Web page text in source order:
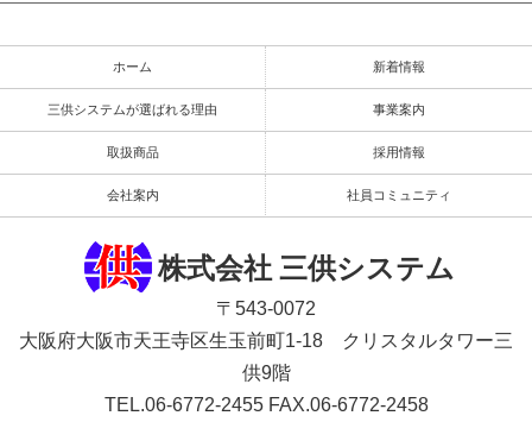
ホーム 新着情報
三供システムが選ばれる理由 事業案内
取扱商品 採用情報
会社案内 社員コミュニティ
株式会社 三供システム
〒543-0072
大阪府大阪市天王寺区生玉前町1-18 クリスタルタワー三
供9階
TEL.06-6772-2455FAX.06-6772-2458